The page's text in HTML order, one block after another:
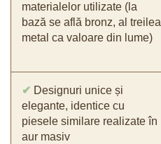
materialelor utilizate (la
bază se află bronz, al treilea
metal ca valoare din lume)
✔ Designuri unice și
elegante, identice cu
piesele similare realizate în
aur masiv